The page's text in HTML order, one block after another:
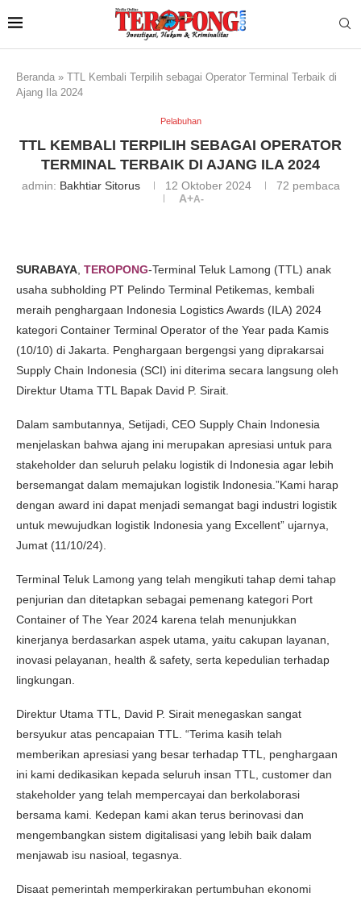
Beranda » TTL Kembali Terpilih sebagai Operator Terminal Terbaik di
Ajang Ila 2024
Pelabuhan
TTL KEMBALI TERPILIH SEBAGAI OPERATOR
TERMINAL TERBAIK DI AJANG ILA 2024
admin: Bakhtiar Sitorus 12 Oktober 2024 72 pembaca
A+A-
SURABAYA TEROPONG-Terminal Teluk Lamong (TTL) anak
usaha subholding PT Pelindo Terminal Petikemas, kembali
meraih penghargaan Indonesia Logistics Awards (ILA) 2024
kategori Container Terminal Operator of the Year pada Kamis
(10/10) di Jakarta. Penghargaan bergengsi yang diprakarsai
Supply Chain Indonesia (SCI) ini diterima secara langsung oleh
Direktur Utama TTL Bapak David P. Sirait.
Dalam sambutannya, Setijadi, CEO Supply Chain Indonesia
menjelaskan bahwa ajang ini merupakan apresiasi untuk para
stakeholder dan seluruh pelaku logistik di Indonesia agar lebih
bersemangat dalam memajukan logistik Indonesia.”Kami harap
dengan award ini dapat menjadi semangat bagi industri logistik
untuk mewujudkan logistik Indonesia yang Excellent” ujarnya,
Jumat (11/10/24).
Terminal Teluk Lamong yang telah mengikuti tahap demi tahap
penjurian dan ditetapkan sebagai pemenang kategori Port
Container of The Year 2024 karena telah menunjukkan
kinerjanya berdasarkan aspek utama, yaitu cakupan layanan,
inovasi pelayanan, health & safety, serta kepedulian terhadap
lingkungan.
Direktur Utama TTL, David P. Sirait menegaskan sangat
bersyukur atas pencapaian TTL. “Terima kasih telah
memberikan apresiasi yang besar terhadap TTL, penghargaan
ini kami dedikasikan kepada seluruh insan TTL, customer dan
stakeholder yang telah mempercayai dan berkolaborasi
bersama kami. Kedepan kami akan terus berinovasi dan
mengembangkan sistem digitalisasi yang lebih baik dalam
menjawab isu nasioal, tegasnya.
Disaat pemerintah memperkirakan pertumbuhan ekonomi